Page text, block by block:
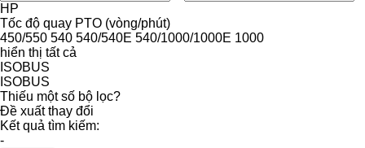
HP
Tốc độ quay PTO (vòng/phút)
450/550 540 540/540E 540/1000/1000E 1000
hiển thị tất cả
ISOBUS
ISOBUS
Thiếu một số bộ lọc?
Đề xuất thay đổi
Kết quả tìm kiếm:
-